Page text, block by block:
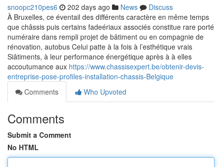
snoopc210pes6 202 days ago News
Discuss
À Bruxelles, ce éventail des différents caractère en même temps
que châssis puis certains fadeériaux associés constitue rare porté
numéraire dans rempli projet de bâtiment ou en compagnie de
rénovation, autobus Celui patte à la fois à l’esthétique vrais
Siâtiments, à leur performance énergétique après à à elles
accoutumance aux https://www.chassisexpert.be/obtenir-devis-
entreprise-pose-profiles-installation-chassis-Belgique
Comments
Who Upvoted
Comments
Submit a Comment
No HTML